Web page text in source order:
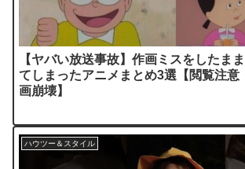
【ヤバい放送事故】作画ミスをしたま
てしまったアニメまとめ3選【閲覧注意
画崩壊】
ハウツー＆スタイル